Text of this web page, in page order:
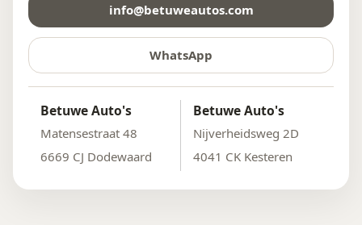
info@betuweautos.com
WhatsApp
Betuwe Auto's
Matensestraat 48
6669 CJ Dodewaard
Betuwe Auto's
Nijverheidsweg 2D
4041 CK Kesteren